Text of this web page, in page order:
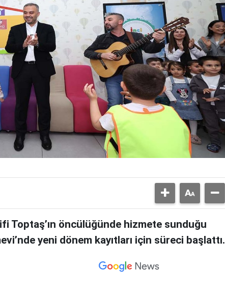
Toptaş’ın öncülüğünde hizmete sunduğu
yeni dönem kayıtları için süreci başlattı.